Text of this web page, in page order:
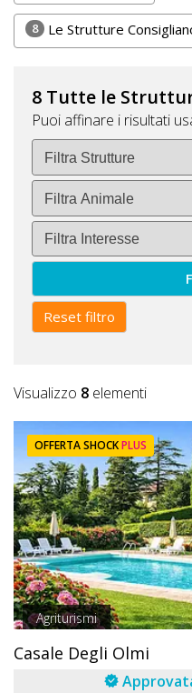
Inserisci
Accedi
Registrati
8 Le Strutture
8 Tutte le
Puoi affinare i risultati
Reset filtro
Visualizzo 8 elementi
OFFERTA SHOCKPLUS
Agriturismi
Casale Degli Olmi